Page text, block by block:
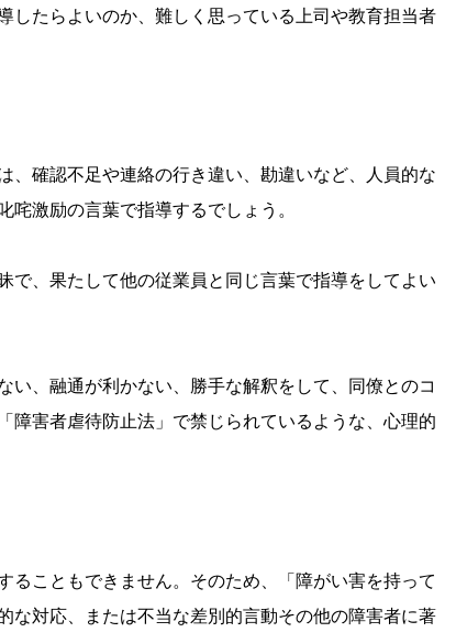
したらよいのか、難しく思っている上司や教育担当者
、確認不足や連絡の行き違い、勘違いなど、人員的な
激励の言葉で指導するでしょう。
で、果たして他の従業員と同じ言葉で指導をしてよい
、融通が利かない、勝手な解釈をして、同僚とのコ
障害者虐待防止法」で禁じられているような、心理的
こともできません。そのため、「障がい害を持って
な対応、または不当な差別的言動その他の障害者に著